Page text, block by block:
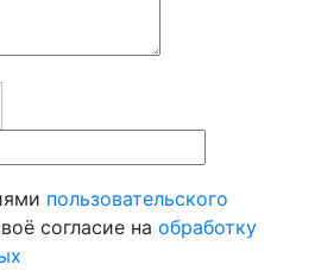
пользовательского
согласие на обработку